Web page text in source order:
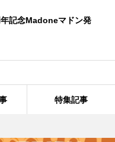
記念Madoneマドン発
特集記事